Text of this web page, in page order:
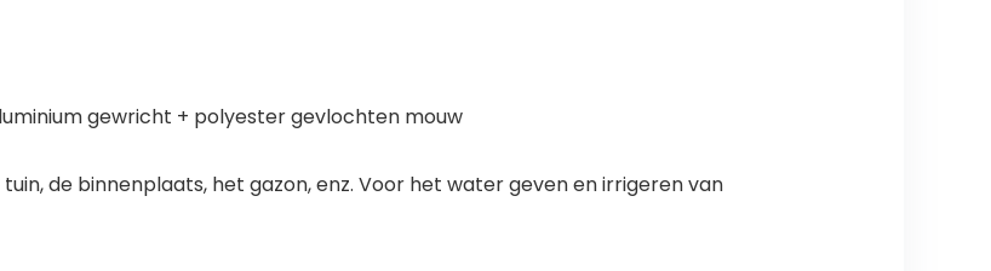
gewricht + polyester gevlochten mouw
de binnenplaats, het gazon, enz. Voor het water geven en irrigeren van